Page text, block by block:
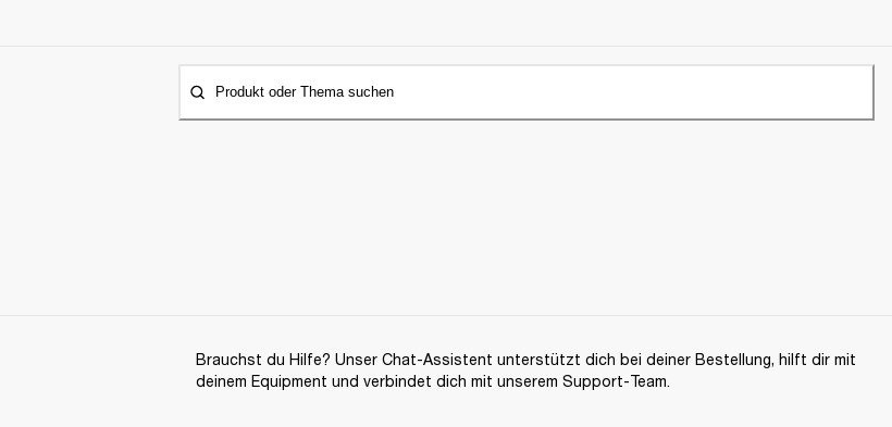
Produkt oder Thema suchen
Brauchst du Hilfe? Unser Chat-Assistent unterstützt dich bei deiner Bestellung, hilft dir mit
deinem Equipment und verbindet dich mit unserem Support-Team.